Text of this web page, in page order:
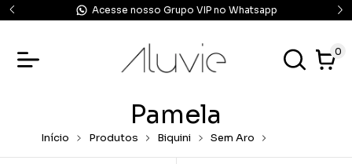
Acesse nosso Grupo VIP no Whatsapp
0
Pamela
Início Produtos Biquini Sem Aro